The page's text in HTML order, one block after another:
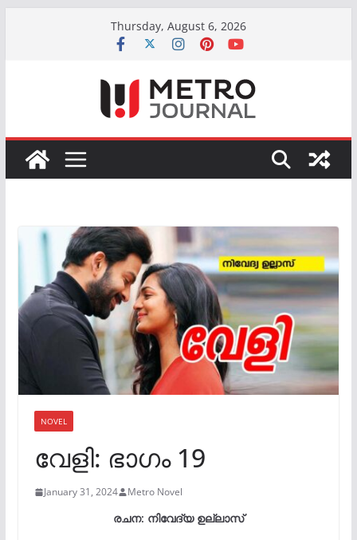
Thursday, August 6, 2026
NOVEL
വേളി: ഭാഗം 19
January 31, 2024 Metro Novel
രചന: നിവേദ്യ ഉല്ലാസ്‌